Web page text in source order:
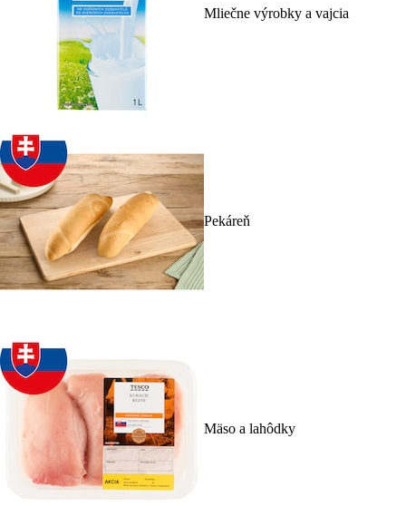
Mliečne výrobky a vajcia
Pekáreň
Mäso a lahôdky